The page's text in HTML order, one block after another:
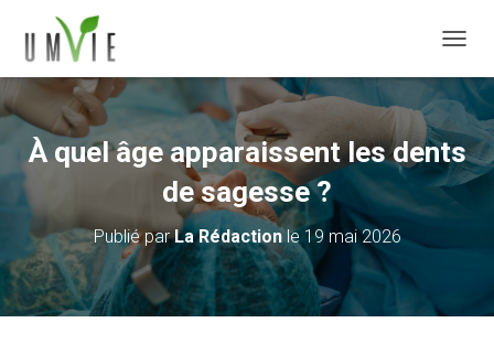
À quel âge apparaissent les dents
de sagesse ?
Publié parLa Rédactionle 19 mai 2026